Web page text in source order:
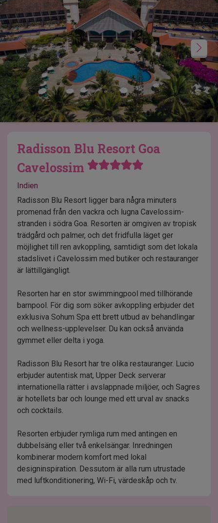
Radisson Blu Resort Goa
Cavelossim
Indien
Radisson Blu Resort ligger bara några minuters
promenad från den vackra och lugna Cavelossim-
stranden i södra Goa. Resorten är omgiven av tropisk
trädgård och palmer, och det fridfulla läget ger
möjlighet till ren avkoppling, samtidigt som det lokala
stadslivet i Cavelossim med butiker och restauranger
är lättillgängligt.
Resorten har en stor swimmingpool med tillhörande
barnpool. För dig som söker avkoppling erbjuder det
exklusiva Sohum Spa ett brett utbud av behandlingar
och wellness-upplevelser. Du kan också använda
gymmet eller delta i yoga.
Radisson Blu Resort har tre olika restauranger. Lucio
erbjuder autentisk mat, Upper Deck serverar
internationella rätter i avslappnade miljöer, och Sagres
är hotellets bar och lounge med ett urval av snacks
och cocktails.
Resorten erbjuder rymliga rum med antingen en
dubbelsäng eller två enkelsängar. Inredningen
kombinerar modern komfort med lokal
designinspiration. Dessutom är alla rum utrustade
med luftkonditionering, Wi-Fi, värdeskåp och tv.